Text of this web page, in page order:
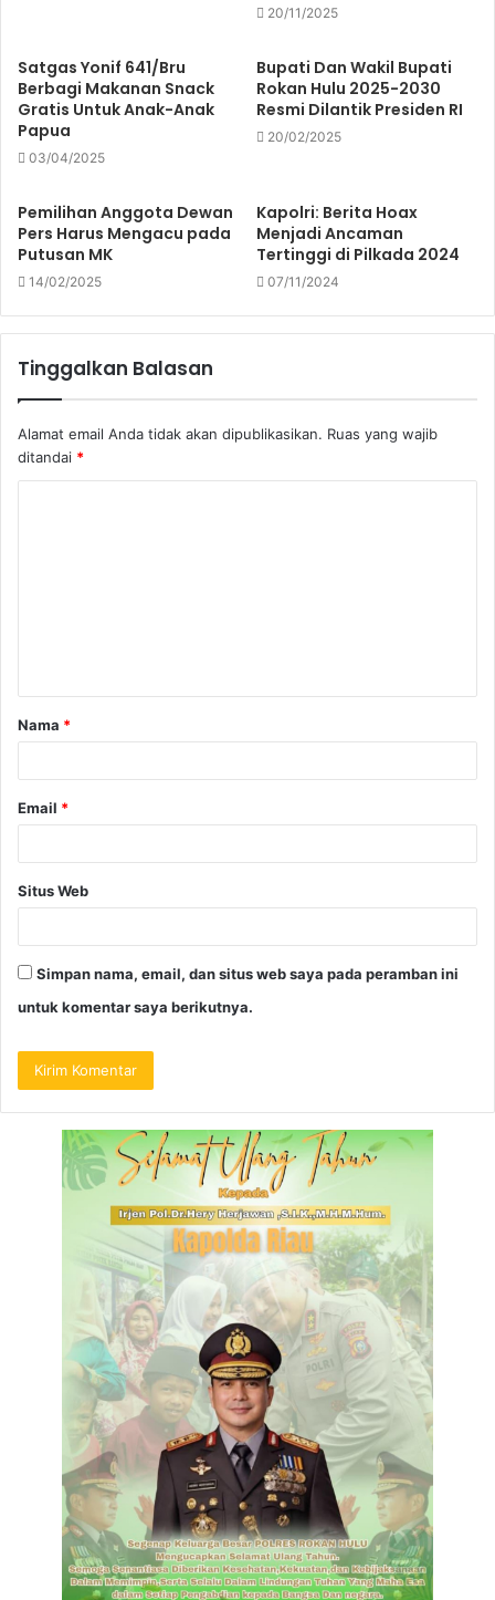
20/11/2025
Satgas Yonif 641/Bru
Berbagi Makanan Snack
Gratis Untuk Anak-Anak
Papua
03/04/2025
Bupati Dan Wakil Bupati
Rokan Hulu 2025-2030
Resmi Dilantik Presiden RI
20/02/2025
Pemilihan Anggota Dewan
Pers Harus Mengacu pada
Putusan MK
14/02/2025
Kapolri: Berita Hoax
Menjadi Ancaman
Tertinggi di Pilkada 2024
07/11/2024
Tinggalkan Balasan
Alamat email Anda tidak akan dipublikasikan. Ruas yang wajib
ditandai *
Nama *
Email *
Situs Web
Simpan nama, email, dan situs web saya pada peramban ini
untuk komentar saya berikutnya.